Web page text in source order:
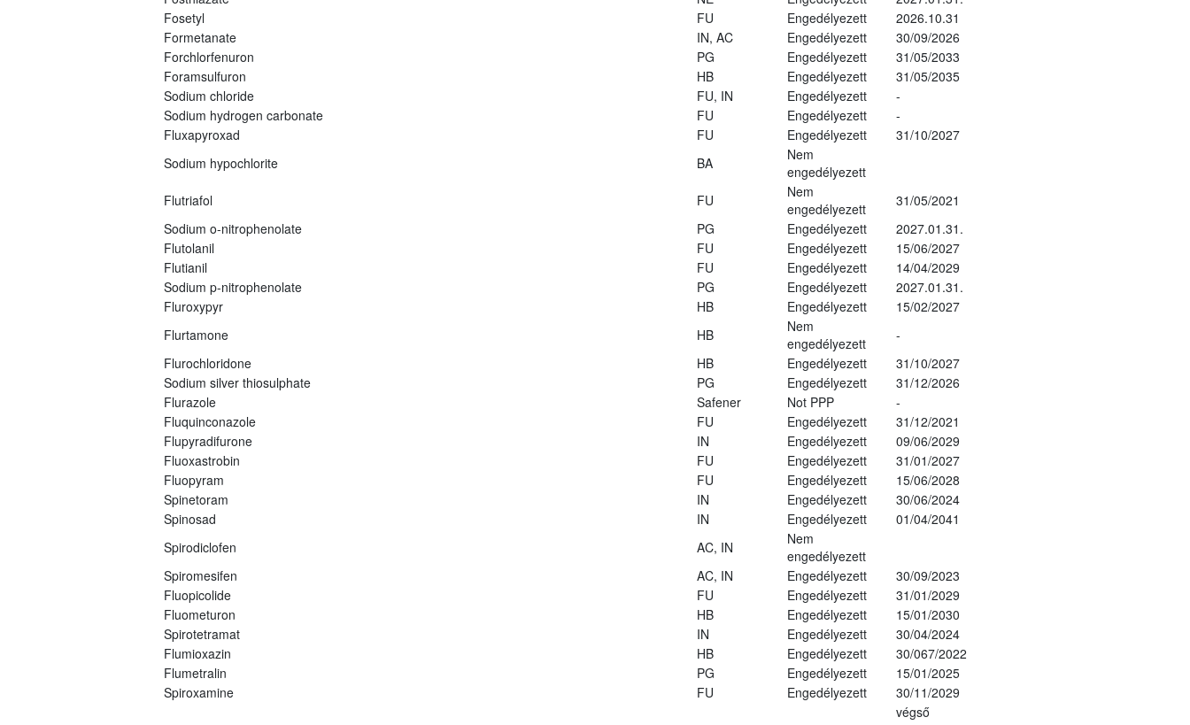
Fosetyl
FU Engedélyezett
2026.10.31
Formetanate
IN, AC Engedélyezett
30/09/2026
Forchlorfenuron
PG Engedélyezett
31/05/2033
Foramsulfuron
HB Engedélyezett
31/05/2035
Sodium chloride
FU, IN Engedélyezett
-
Sodium hydrogen carbonate
FU Engedélyezett
-
Fluxapyroxad
FU Engedélyezett
31/10/2027
Sodium hypochlorite
BA
Nem
engedélyezett
Flutriafol
FU
Nem
engedélyezett
31/05/2021
Sodium o-nitrophenolate
PG Engedélyezett
2027.01.31.
Flutolanil
FU Engedélyezett
15/06/2027
Flutianil
FU Engedélyezett
14/04/2029
Sodium p-nitrophenolate
PG Engedélyezett
2027.01.31.
Fluroxypyr
HB Engedélyezett
15/02/2027
Flurtamone
HB
Nem
engedélyezett
-
Flurochloridone
HB Engedélyezett
31/10/2027
Sodium silver thiosulphate
PG Engedélyezett
31/12/2026
Flurazole
Safener Not PPP
-
Fluquinconazole
FU Engedélyezett
31/12/2021
Flupyradifurone
IN Engedélyezett
09/06/2029
Fluoxastrobin
FU Engedélyezett
31/01/2027
Fluopyram
FU Engedélyezett
15/06/2028
Spinetoram
IN Engedélyezett
30/06/2024
Spinosad
IN Engedélyezett
01/04/2041
Spirodiclofen
AC, IN
Nem
engedélyezett
Spiromesifen
AC, IN Engedélyezett
30/09/2023
Fluopicolide
FU Engedélyezett
31/01/2029
Fluometuron
HB Engedélyezett
15/01/2030
Spirotetramat
IN Engedélyezett
30/04/2024
Flumioxazin
HB Engedélyezett
30/067/2022
Flumetralin
PG Engedélyezett
15/01/2025
Spiroxamine
FU Engedélyezett 30/11/2029
végső